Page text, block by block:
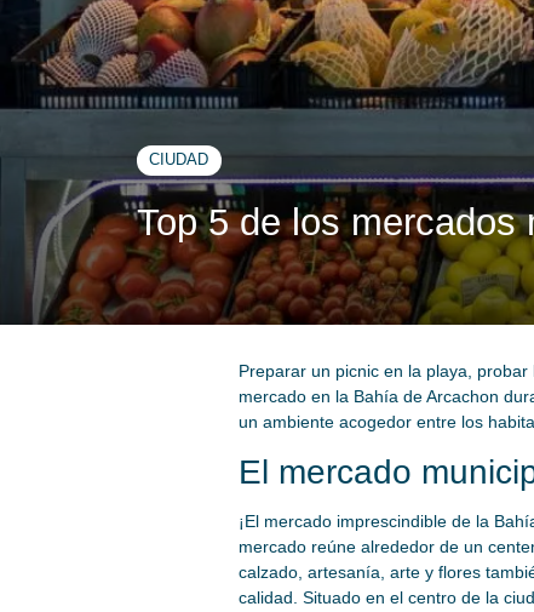
CIUDAD
Top 5 de los
Preparar un picnic en la playa,
mercado en la Bahía de Arcachon
un ambiente acogedor entre los
El mercado
¡El mercado imprescindible de la
mercado reúne alrededor de un
calzado, artesanía, arte y flores
calidad. Situado en el centro de la